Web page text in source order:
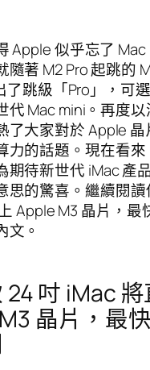
Apple 似乎忘了 Mac
隨著 M2 Pro 起跳的
了跳級「Pro」，可
代 Mac mini。再度
了大家對於 Apple
力的話題。現在看
期待新世代 iMac 產
思的驚喜。繼續閱讀
Apple M3 晶片，最
文。
吋 iMac
晶片，最